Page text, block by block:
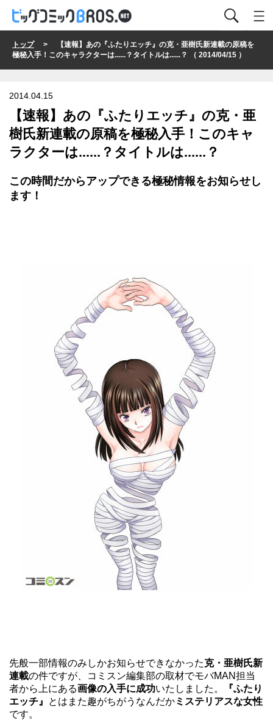
トップ> 【速報】あの『ふたりエッチ』の克・亜樹氏新連載の原稿を
極秘入手！このキャラクターは......？タイトルは......？ （ 2014/04/15 ）
2014.04.15
【速報】あの『ふたりエッチ』の克・亜
樹氏新連載の原稿を極秘入手！このキャ
ラクターは......？タイトルは......？
この時間だからアップできる極秘情報をお知らせし
ます！
先般一部情報のみしかお知らせできなかった克・亜樹氏新
連載の件ですが、コミスン編集部の取材でモバMAN担当
者から上にある画像の入手に成功いたしました。
『ふたり
エッチ』
とはまた趣がちがうなんだかミステリアスな女性
です。